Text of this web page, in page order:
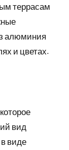
террасам
алюминия
и цветах.
вид
виде